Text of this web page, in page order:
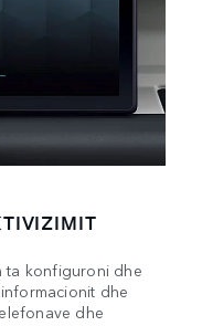
ta konfiguroni dhe
dhe
dhe